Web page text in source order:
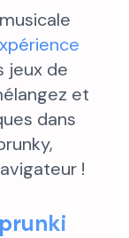
jeux de
et
dans
!